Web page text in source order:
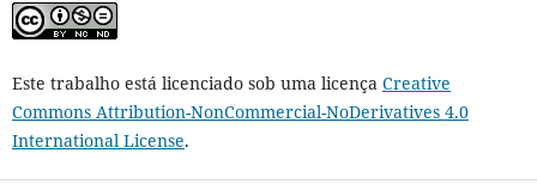
Este trabalho está licenciado sob uma licença Creative
Commons Attribution-NonCommercial-NoDerivatives 4.0
International License.